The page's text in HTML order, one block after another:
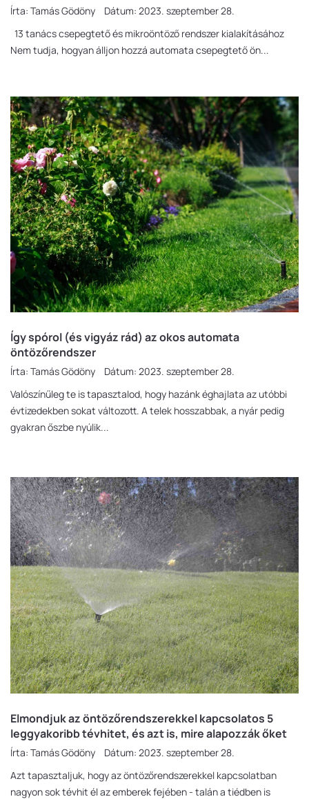
Írta: Tamás Gödöny Dátum: 2023. szeptember 28.
13 tanács csepegtető és mikroöntöző rendszer kialakításához
Nem tudja, hogyan álljon hozzá automata csepegtető ön...
Így spórol (és vigyáz rád) az okos automata
öntözőrendszer
Írta: Tamás Gödöny Dátum: 2023. szeptember 28.
Valószínűleg te is tapasztalod, hogy hazánk éghajlata az utóbbi
évtizedekben sokat változott. A telek hosszabbak, a nyár pedig
gyakran őszbe nyúlik...
Elmondjuk az öntözőrendszerekkel kapcsolatos 5
leggyakoribb tévhitet, és azt is, mire alapozzák őket
Írta: Tamás Gödöny Dátum: 2023. szeptember 28.
Azt tapasztaljuk, hogy az öntözőrendszerekkel kapcsolatban
nagyon sok tévhit él az emberek fejében - talán a tiédben is